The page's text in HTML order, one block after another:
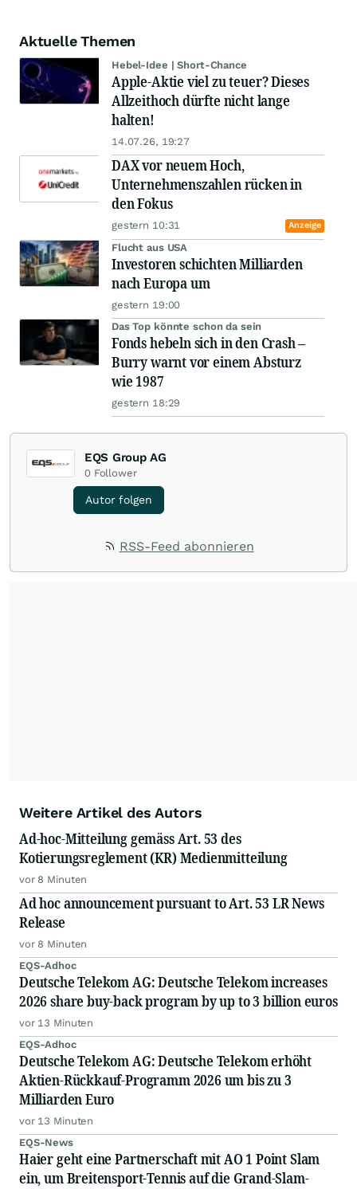
Aktuelle Themen
Hebel-Idee | Short-Chance
Apple-Aktie viel zu teuer? Dieses
Allzeithoch dürfte nicht lange
halten!
14.07.26, 19:27
DAX vor neuem Hoch,
Unternehmenszahlen rücken in
den Fokus
gestern 10:31 Anzeige
Flucht aus USA
Investoren schichten Milliarden
nach Europa um
gestern 19:00
Das Top könnte schon da sein
Fonds hebeln sich in den Crash –
Burry warnt vor einem Absturz
wie 1987
gestern 18:29
EQS Group AG
0 Follower
Autor folgen
RSS-Feed abonnieren
Weitere Artikel des Autors
Ad-hoc-Mitteilung gemäss Art. 53 des
Kotierungsreglement (KR) Medienmitteilung
vor 8 Minuten
Ad hoc announcement pursuant to Art. 53 LR News
Release
vor 8 Minuten
EQS-Adhoc
Deutsche Telekom AG: Deutsche Telekom increases
2026 share buy-back program by up to 3 billion euros
vor 13 Minuten
EQS-Adhoc
Deutsche Telekom AG: Deutsche Telekom erhöht
Aktien-Rückkauf-Programm 2026 um bis zu 3
Milliarden Euro
vor 13 Minuten
EQS-News
Haier geht eine Partnerschaft mit AO 1 Point Slam
ein, um Breitensport-Tennis auf die Grand-Slam-